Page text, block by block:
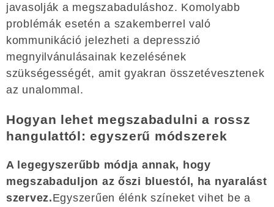
javasolják a megszabaduláshoz. Komolyabb
problémák esetén a szakemberrel való
kommunikáció jelezheti a depresszió
megnyilvánulásainak kezelésének
szükségességét, amit gyakran összetévesztenek
az unalommal.
Hogyan lehet megszabadulni a rossz
hangulattól: egyszerű módszerek
A legegyszerűbb módja annak, hogy
megszabaduljon az őszi bluestól, ha nyaralást
szervez.Egyszerűen élénk színeket vihet be a